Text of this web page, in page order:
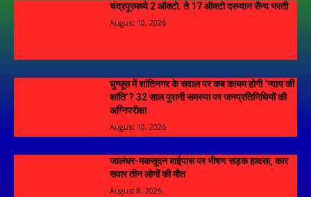
चंद्रपूरमध्ये 2 ऑक्टो. ते 17 ऑक्टो दरम्यान सैन्य भरती
August 10, 2026
घुग्घूस में शांतिनगर के सवाल पर कब कायम होगी ‘न्याय की
शांति’? 32 साल पुरानी समस्या पर जनप्रतिनिधियों की
अग्निपरीक्षा
August 10, 2026
जालंधर-मकसूदन बाईपास पर भीषण सड़क हादसा, कार
सवार तीन लोगों की मौत
August 8, 2026